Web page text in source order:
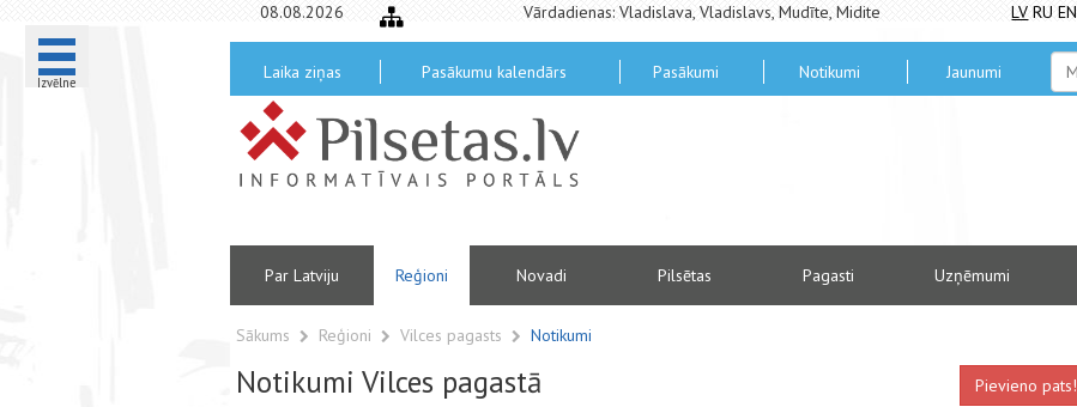
Izvēlne
08.08.2026 Vārdadienas: Vladislava, Vladislavs, Mudīte, Midite LV RU EN
Laika ziņas Pasākumu kalendārs Pasākumi Notikumi Jaunumi
Par Latviju Reģioni Novadi Pilsētas Pagasti Uzņēmumi
Sākums Reģioni Vilces pagasts Notikumi
Notikumi Vilces pagastā Pievieno pats!